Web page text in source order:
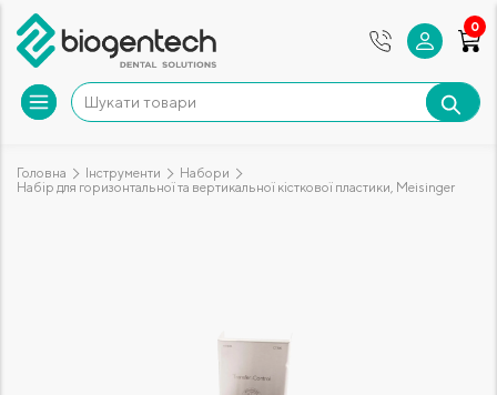
0
Головна Інструменти
Набори
Набір для горизонтальної та вертикальної кісткової пластики, Meisinger